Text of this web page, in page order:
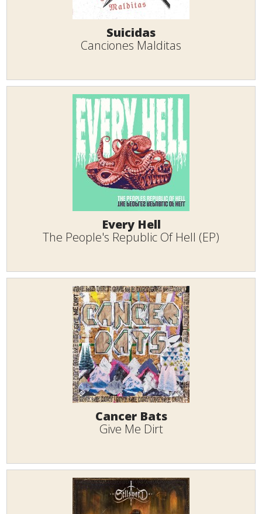
Suicidas
Canciones Malditas
Every Hell
The People's Republic Of Hell (EP)
Cancer Bats
Give Me Dirt